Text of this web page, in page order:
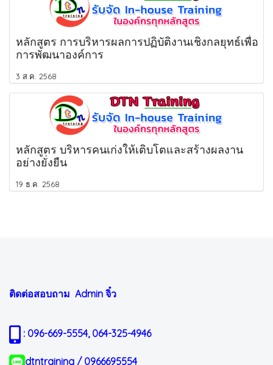
หลักสูตร การบริหารผลการปฏิบัติงานเชิงกลยุทธ์เพื่อ
การพัฒนาองค์การ
3 ส.ค. 2568
หลักสูตร บริหารคนเก่งให้เติบโตและสร้างผลงาน
อย่างยั่งยืน
19 ธ.ค. 2568
ติดต่อสอบถาม Admin จิ๋ว
: 096-669-5554, 064-325-4946
dtntraining / 0966695554